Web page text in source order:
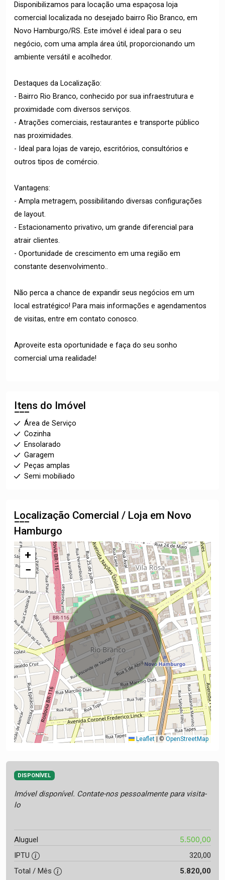
Disponibilizamos para locação uma espaçosa loja
comercial localizada no desejado bairro Rio Branco, em
Novo Hamburgo/RS. Este imóvel é ideal para o seu
negócio, com uma ampla área útil, proporcionando um
ambiente versátil e acolhedor.
Destaques da Localização:
- Bairro Rio Branco, conhecido por sua infraestrutura e
proximidade com diversos serviços.
- Atrações comerciais, restaurantes e transporte público
nas proximidades.
- Ideal para lojas de varejo, escritórios, consultórios e
outros tipos de comércio.
Vantagens:
- Ampla metragem, possibilitando diversas configurações
de layout.
- Estacionamento privativo, um grande diferencial para
atrair clientes.
- Oportunidade de crescimento em uma região em
constante desenvolvimento..
Não perca a chance de expandir seus negócios em um
local estratégico! Para mais informações e agendamentos
de visitas, entre em contato conosco.
Aproveite esta oportunidade e faça do seu sonho
comercial uma realidade!
Itens do Imóvel
Área de Serviço
Cozinha
Ensolarado
Garagem
Peças amplas
Semi mobiliado
Localização Comercial / Loja em Novo
Hamburgo
+
−
Leaflet |© OpenStreetMap
DISPONÍVEL
Imóvel disponível. Contate-nos pessoalmente para visita-
lo
Aluguel 5.500,00
IPTU
320,00
Total / Mês
5.820,00